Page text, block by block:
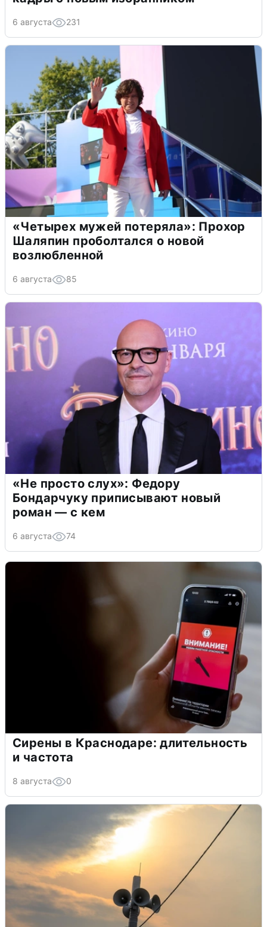
6 августа 231
«Четырех мужей потеряла»: Прохор
Шаляпин проболтался о новой
возлюбленной
6 августа 85
«Не просто слух»: Федору
Бондарчуку приписывают новый
роман — с кем
6 августа 74
Сирены в Краснодаре: длительность
и частота
8 августа 0